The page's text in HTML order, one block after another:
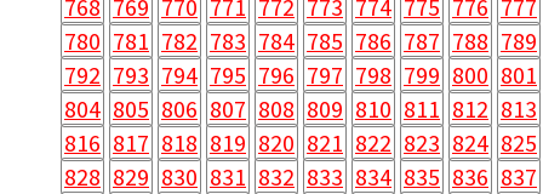
768 769 770 771 772 773 774 775 776 777
780 781 782 783 784 785 786 787 788 789
792 793 794 795 796 797 798 799 800 801
804 805 806 807 808 809 810 811 812 813
816 817 818 819 820 821 822 823 824 825
828 829 830 831 832 833 834 835 836 837